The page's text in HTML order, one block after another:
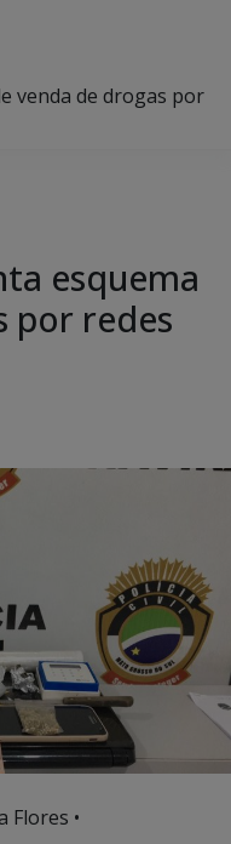
venda de drogas por
esquema
por redes
Flores •